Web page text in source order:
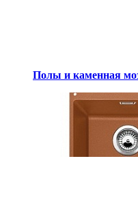
Полы и каменная